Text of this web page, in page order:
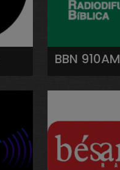
BBN 910AM